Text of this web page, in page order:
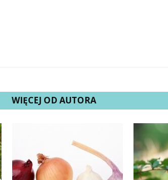
WIĘCEJ OD AUTORA